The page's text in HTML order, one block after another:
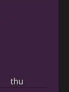
thu